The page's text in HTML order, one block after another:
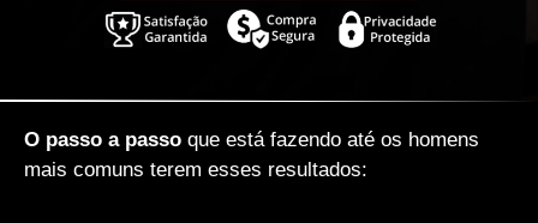
O passo a passo que está fazendo até os homens
mais comuns terem esses resultados: